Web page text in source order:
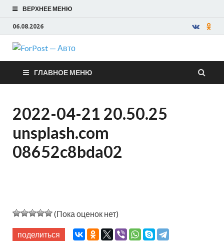
ВЕРХНЕЕ МЕНЮ
06.08.2026
ForPost —
Авто
ГЛАВНОЕ МЕНЮ
2022-04-21 20.50.25
unsplash.com
08652c8bda02
(Пока оценок нет)
поделиться